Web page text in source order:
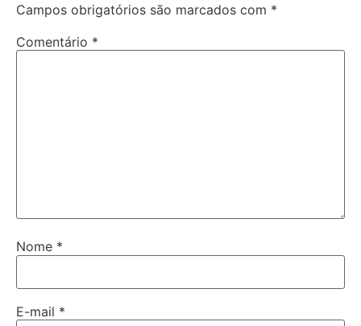
Campos obrigatórios são marcados com *
Comentário *
Nome *
E-mail *